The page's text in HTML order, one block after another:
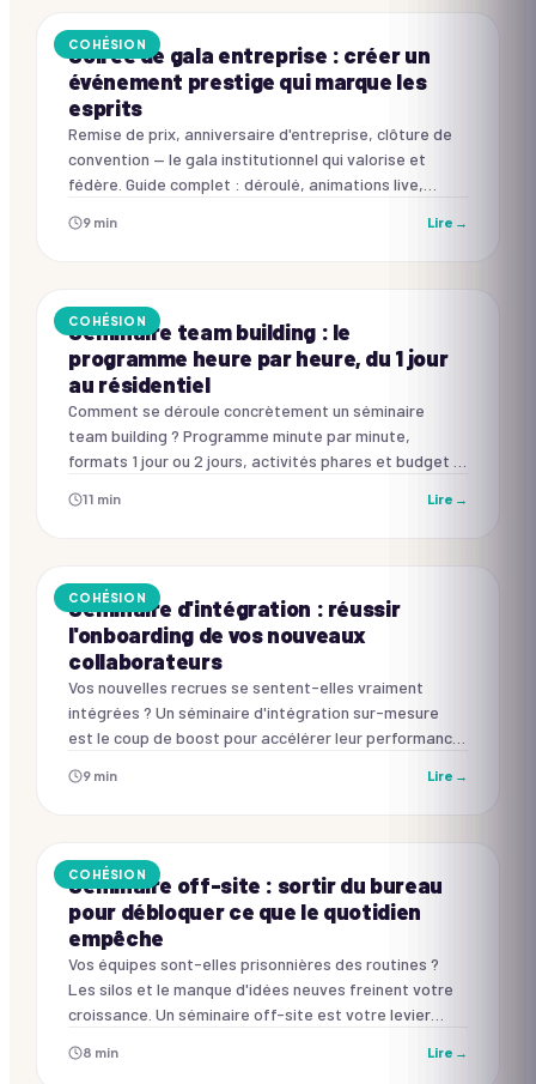
COHÉSION
Soirée de gala entreprise : créer un
événement prestige qui marque les
esprits
Remise de prix, anniversaire d'entreprise, clôture de
convention — le gala institutionnel qui valorise et
fédère. Guide complet : déroulé, animations live,
9 min Lire →
COHÉSION
Séminaire team building : le
programme heure par heure, du 1 jour
au résidentiel
Comment se déroule concrètement un séminaire
team building ? Programme minute par minute,
formats 1 jour ou 2 jours, activités phares et budget —
11 min Lire →
COHÉSION
Séminaire d'intégration : réussir
l'onboarding de vos nouveaux
collaborateurs
Vos nouvelles recrues se sentent-elles vraiment
intégrées ? Un séminaire d'intégration sur-mesure
est le coup de boost pour accélérer leur performance
9 min Lire →
COHÉSION
Séminaire off-site : sortir du bureau
pour débloquer ce que le quotidien
empêche
Vos équipes sont-elles prisonnières des routines ?
Les silos et le manque d'idées neuves freinent votre
croissance. Un séminaire off-site est votre levier
8 min Lire →